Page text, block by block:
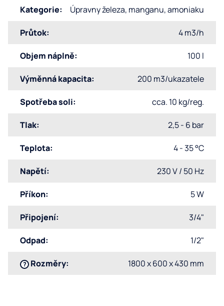
Kategorie: Úpravny železa, manganu, amoniaku
Průtok: 4 m3/h
Objem náplně: 100 l
Výměnná kapacita: 200 m3/ukazatele
Spotřeba soli: cca. 10 kg/reg.
Tlak: 2,5 - 6 bar
Teplota: 4 - 35 °C
Napětí: 230 V / 50 Hz
Příkon: 5 W
Připojení: 3/4"
Odpad: 1/2"
? Rozměry: 1800 x 600 x 430 mm